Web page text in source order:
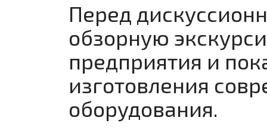
Перед
обзорную
предприятия и
изготовления
оборудования.